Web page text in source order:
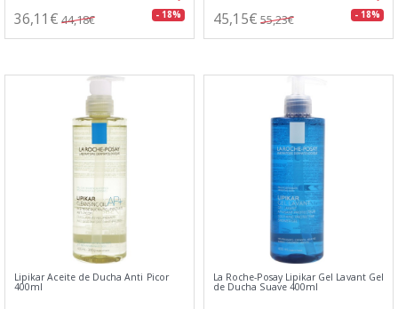
36,11€ 44,18€ - 18% 45,15€ 55,23€ - 18%
Lipikar Aceite de Ducha Anti Picor
400ml
La Roche-Posay Lipikar Gel Lavant Gel
de Ducha Suave 400ml